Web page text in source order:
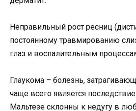
Неправильный рост ресниц
постоянному травмированию
глаз и воспалительным
Глаукома – болезнь,
чаще всего является
Мальтезе склонны к недугу в